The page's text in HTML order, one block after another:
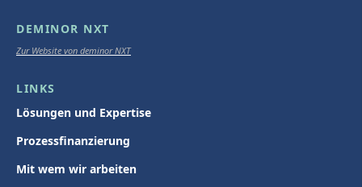
DEMINOR NXT
Zur Website von deminor NXT
LINKS
Lösungen und Expertise
Prozessfinanzierung
Mit wem wir arbeiten